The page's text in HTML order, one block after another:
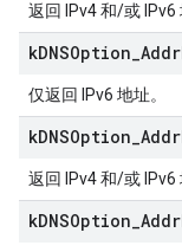
返回 IPv4 和/或 IPv6
kDNSOption Addr
仅返回 IPv6 地址。
kDNSOption Addr
返回 IPv4 和/或 IPv6
kDNSOption Addr